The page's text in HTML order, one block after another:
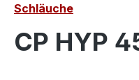
Schläuche
CP HYP